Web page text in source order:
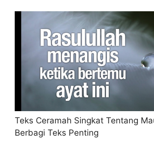
Teks Ceramah Singkat Tentang
Berbagi Teks Penting